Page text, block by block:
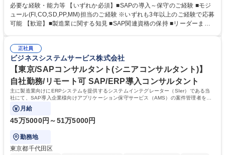
3年連続過去最高益を上げるなど今でも成長中の企業です。 【想定業務】
顧客折衝、課題方針決定、進捗・工数・メンバー管理、工数見積もり、品
質管理・レビュー 【ポイント】 ●1次請け、エンドユーザーとの直接のや
候補）】自社勤務
必要な経験・能力等 【いずれか必須】■SAPの導入～保守のご経験 ■モジ
ュール(FI,CO,SD,PP,MM)担当のご経験 ※いずれも3年以上のご経験で応募
可能 【歓迎】■製造業に関する知見 ■SAP関連資格の保持 ■リーダーまた
正社員
ビジネスシステムサービス株式会社
【東京/SAPコンサルタント(シニアコンサルタント)】
自社勤務/リモート可 SAP/ERP導入コンサルタント
主に製造業向けにERPシステムを提供するシステムインテグレーター（SIer）である当
社にて、SAP導入企業様向けアプリケーション保守サービス（AMS）の案件管理者をお
任せします。
月給
45万5000円～51万5000円
勤務地
東京都千代田区